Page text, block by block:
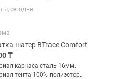
сегодня
шатер BTrace Comfort
₸
каркаса сталь 16мм.
тента 100% полиэстер